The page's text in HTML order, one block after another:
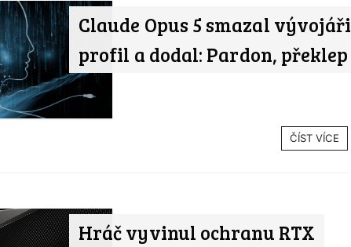
Claude Opus 5 smazal vývojáři
profil a dodal: Pardon, překlep
ČÍST VÍCE
Hráč vyvinul ochranu RTX